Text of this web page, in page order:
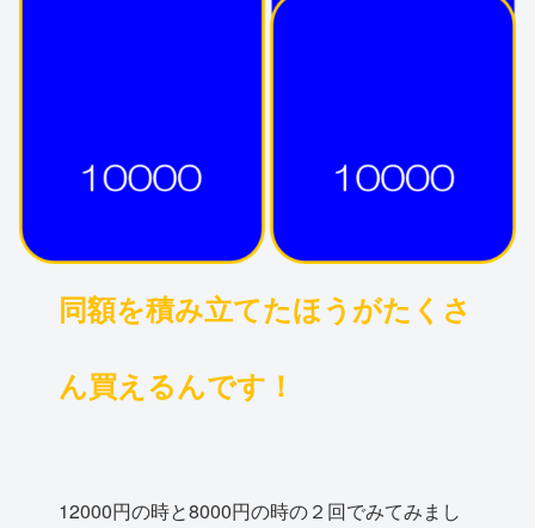
同額を積み立てたほうがたくさ
ん買えるんです！
12000円の時と8000円の時の２回でみてみまし